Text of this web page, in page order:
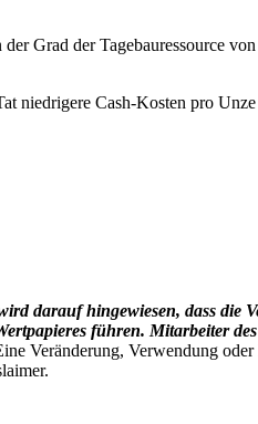
Grad der Tagebauressource
Cash-Kosten pro
darauf hingewiesen, dass die
führen. Mitarbeiter
Veränderung, Verwendung